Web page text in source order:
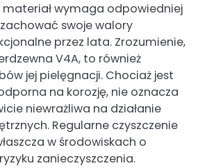
materiał wymaga odpowiedniej
swoje walory
przez lata. Zrozumienie,
V4A, to również
jej pielęgnacji. Chociaż jest
na korozję, nie oznacza
niewrażliwa na działanie
Regularne czyszczenie
w środowiskach o
zanieczyszczenia.